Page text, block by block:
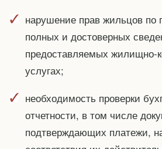
нарушение прав жильцов по
полных и достоверных
предоставляемых жилищно-
услугах;
необходимость проверки
отчетности, в том числе
подтверждающих платежи,